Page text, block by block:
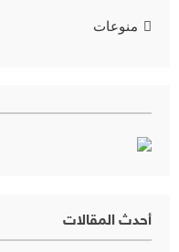
منوعات
أحدث المقالات